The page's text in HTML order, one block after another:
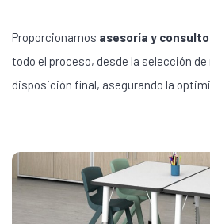
Proporcionamos asesoría y
todo el proceso, desde la selección
disposición final, asegurando la